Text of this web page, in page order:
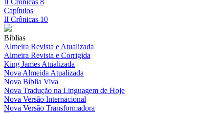
II Crônicas 8
Capítulos
II Crônicas 10
Bíblias
Almeira Revista e Atualizada
Almeira Revista e Corrigida
King James Atualizada
Nova Almeida Atualizada
Nova Bíblia Viva
Nova Tradução na Linguagem de Hoje
Nova Versão Internacional
Nova Versão Transformadora